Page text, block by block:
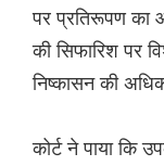
पर प्रतिरूपण का
की सिफारिश पर
निष्कासन की
कोर्ट ने पाया कि